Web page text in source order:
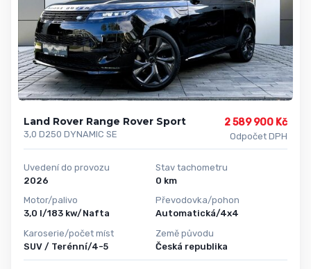
Land Rover Range Rover Sport
3,0 D250 DYNAMIC SE
2 589 900 Kč
Odpočet DPH
Uvedení do provozu
2026
Motor/palivo
3,0 l/183 kw/Nafta
Karoserie/počet míst
SUV / Terénní/4-5
Stav tachometru
0 km
Převodovka/pohon
Automatická/4x4
Země původu
Česká republika